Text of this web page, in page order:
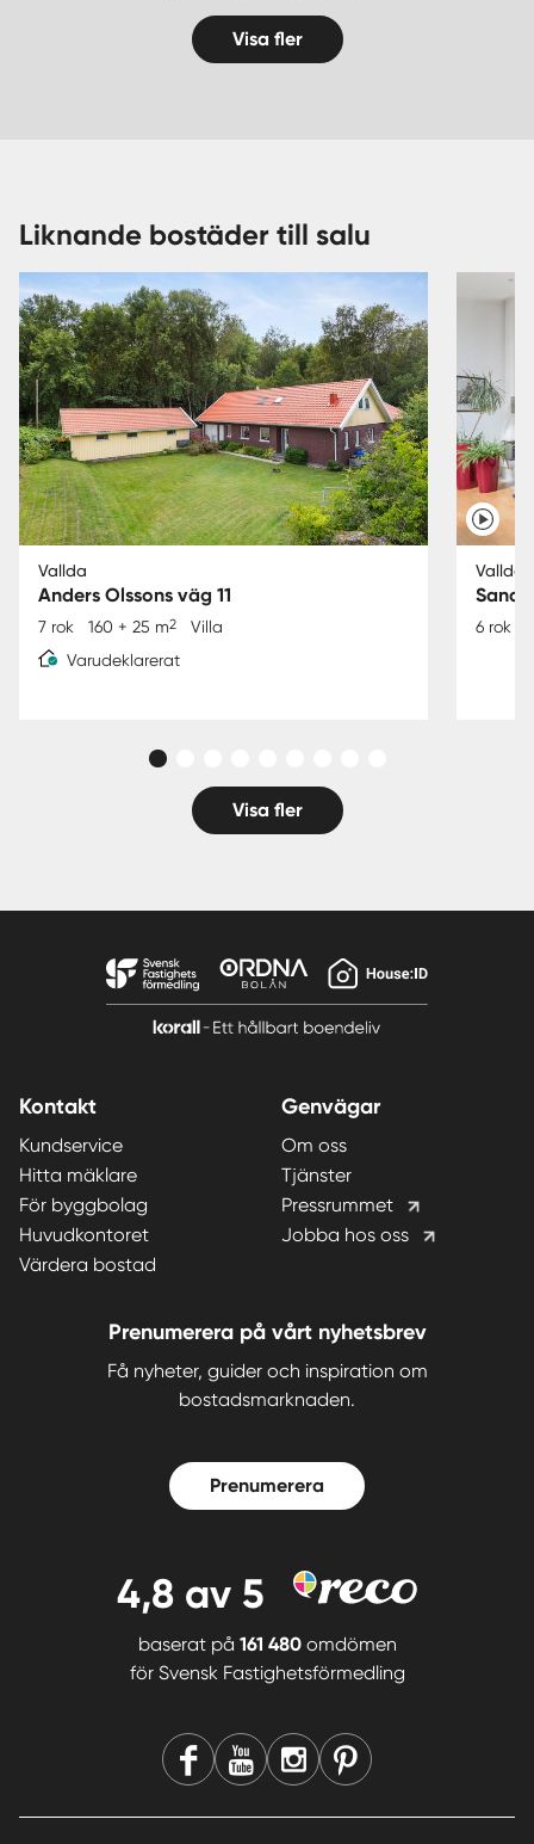
Visa fler
Liknande bostäder till salu
Vallda
Anders Olssons väg 11
7 rok 160 + 25 m2
Villa
Varudeklarerat
Vallda
6 rok
Visa fler
Kontakt
Kundservice
Hitta mäklare
För byggbolag
Huvudkontoret
Värdera bostad
Genvägar
Om oss
Tjänster
Pressrummet
Jobba hos oss
Prenumerera på vårt nyhetsbrev
Få nyheter, guider och inspiration om
bostadsmarknaden.
Prenumerera
4,8 av 5
baserat på 161 480omdömen
för Svensk Fastighetsförmedling